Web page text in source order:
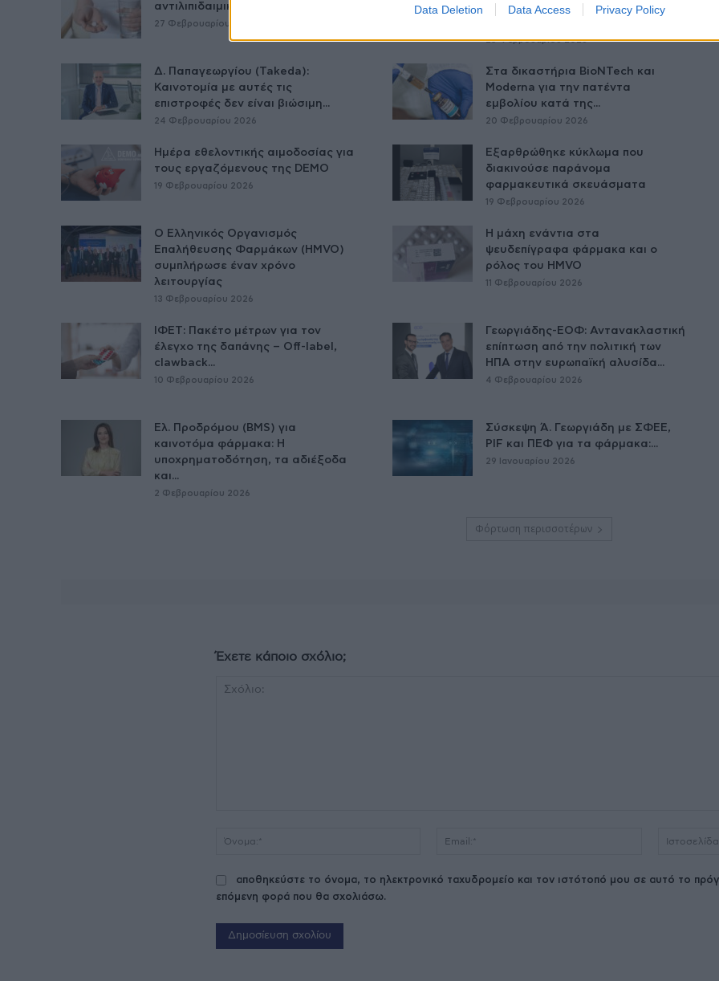
Data Deletion Data Access Privacy Policy
αντιλιπιδαιμικού φαρμάκου
27 Φεβρουαρίου 2026
και νοσηλευτές για ελαττωματική
25 Φεβρουαρίου 2026
Δ. Παπαγεωργίου (Takeda):
Καινοτομία με αυτές τις
επιστροφές δεν είναι βιώσιμη...
24 Φεβρουαρίου 2026
Στα δικαστήρια BioNTech και
Moderna για την πατέντα
εμβολίου κατά της...
20 Φεβρουαρίου 2026
Ημέρα εθελοντικής αιμοδοσίας για
τους εργαζόμενους της DEMO
19 Φεβρουαρίου 2026
Εξαρθρώθηκε κύκλωμα που
διακινούσε παράνομα
φαρμακευτικά σκευάσματα
19 Φεβρουαρίου 2026
O Ελληνικός Οργανισμός
Επαλήθευσης Φαρμάκων (HMVO)
συμπλήρωσε έναν χρόνο
λειτουργίας
13 Φεβρουαρίου 2026
Η μάχη ενάντια στα
ψευδεπίγραφα φάρμακα και ο
ρόλος του HMVO
11 Φεβρουαρίου 2026
ΙΦΕΤ: Πακέτο μέτρων για τον
έλεγχο της δαπάνης – Off-label,
clawback...
10 Φεβρουαρίου 2026
Γεωργιάδης-ΕΟΦ: Αντανακλαστική
επίπτωση από την πολιτική των
ΗΠΑ στην ευρωπαϊκή αλυσίδα...
4 Φεβρουαρίου 2026
Ελ. Προδρόμου (BMS) για
καινοτόμα φάρμακα: Η
υποχρηματοδότηση, τα αδιέξοδα
και...
2 Φεβρουαρίου 2026
Σύσκεψη Ά. Γεωργιάδη με ΣΦΕΕ,
PIF και ΠΕΦ για τα φάρμακα:...
29 Ιανουαρίου 2026
Φόρτωση περισσοτέρων
Έχετε κάποιο σχόλιο;
αποθηκεύστε το όνομα, το ηλεκτρονικό ταχυδρομείο και τον ιστότοπό μου σε αυτό το
επόμενη φορά που θα σχολιάσω.